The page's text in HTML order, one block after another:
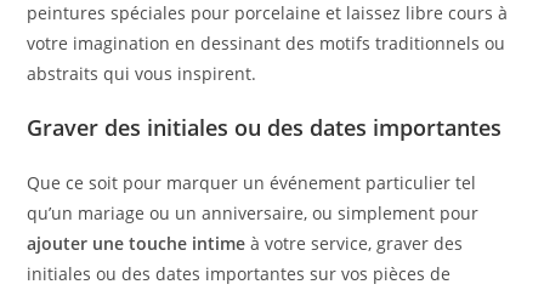
peintures spéciales pour porcelaine et laissez libre cours à
votre imagination en dessinant des motifs traditionnels ou
abstraits qui vous inspirent.
Graver des initiales ou des dates importantes
Que ce soit pour marquer un événement particulier tel
qu’un mariage ou un anniversaire, ou simplement pour
ajouter une touche intime à votre service, graver des
initiales ou des dates importantes sur vos pièces de